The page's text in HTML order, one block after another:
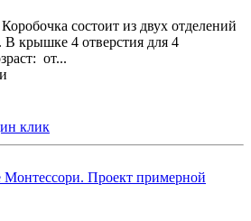
состоит из двух отделений
крышке 4 отверстия для 4
от...
клик
Монтессори. Проект примерной